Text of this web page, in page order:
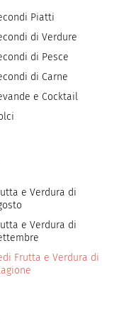
Piatti
di Verdure
di Pesce
di Carne
e Cocktail
e Verdura di
e Verdura di
Frutta e Verdura di